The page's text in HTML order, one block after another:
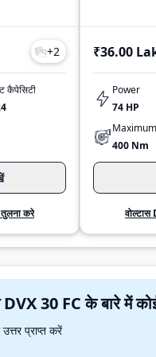
+2
कैपेसिटी
करे
₹36.00
Power
74 HP
400 Nm
क्या आपके मन में वोल्टास DVX
प्राप्त करें